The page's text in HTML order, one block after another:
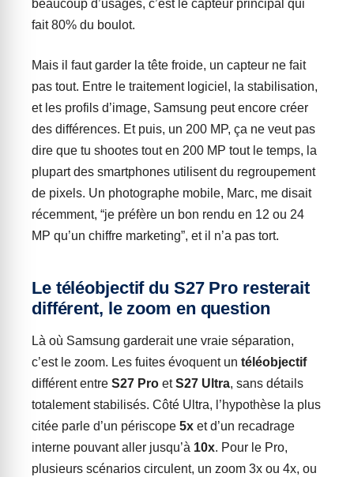
beaucoup d’usages, c’est le capteur principal qui
fait 80% du boulot.
Mais il faut garder la tête froide, un capteur ne fait
pas tout. Entre le traitement logiciel, la stabilisation,
et les profils d’image, Samsung peut encore créer
des différences. Et puis, un 200 MP, ça ne veut pas
dire que tu shootes tout en 200 MP tout le temps, la
plupart des smartphones utilisent du regroupement
de pixels. Un photographe mobile, Marc, me disait
récemment, “je préfère un bon rendu en 12 ou 24
MP qu’un chiffre marketing”, et il n’a pas tort.
Le téléobjectif du S27 Pro resterait
différent, le zoom en question
Là où Samsung garderait une vraie séparation,
c’est le zoom. Les fuites évoquent un téléobjectif
différent entre S27 Pro etS27 Ultra, sans détails
totalement stabilisés. Côté Ultra, l’hypothèse la plus
citée parle d’un périscope 5x et d’un recadrage
interne pouvant aller jusqu’à 10x. Pour le Pro,
plusieurs scénarios circulent, un zoom 3x ou 4x, ou